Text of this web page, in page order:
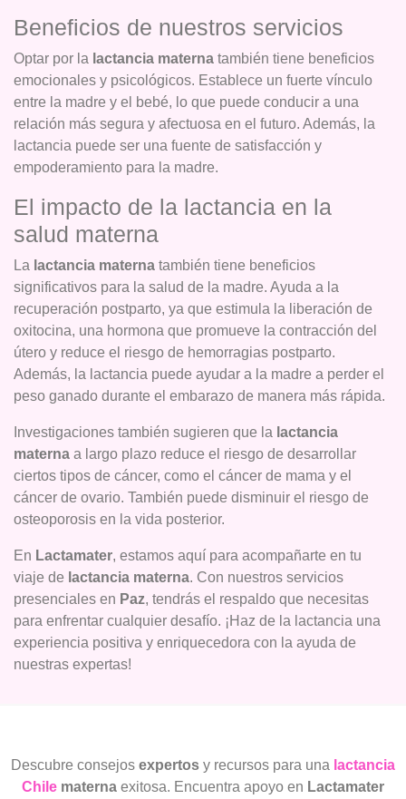
Beneficios de nuestros servicios
Optar por la lactancia materna también tiene beneficios
emocionales y psicológicos. Establece un fuerte vínculo
entre la madre y el bebé, lo que puede conducir a una
relación más segura y afectuosa en el futuro. Además, la
lactancia puede ser una fuente de satisfacción y
empoderamiento para la madre.
El impacto de la lactancia en la
salud materna
La lactancia materna también tiene beneficios
significativos para la salud de la madre. Ayuda a la
recuperación postparto, ya que estimula la liberación de
oxitocina, una hormona que promueve la contracción del
útero y reduce el riesgo de hemorragias postparto.
Además, la lactancia puede ayudar a la madre a perder el
peso ganado durante el embarazo de manera más rápida.
Investigaciones también sugieren que la lactancia
materna a largo plazo reduce el riesgo de desarrollar
ciertos tipos de cáncer, como el cáncer de mama y el
cáncer de ovario. También puede disminuir el riesgo de
osteoporosis en la vida posterior.
En Lactamater, estamos aquí para acompañarte en tu
viaje de lactancia materna. Con nuestros servicios
presenciales en Paz, tendrás el respaldo que necesitas
para enfrentar cualquier desafío. ¡Haz de la lactancia una
experiencia positiva y enriquecedora con la ayuda de
nuestras expertas!
Descubre consejos expertos y recursos para una lactancia
Chile materna exitosa. Encuentra apoyo en Lactamater